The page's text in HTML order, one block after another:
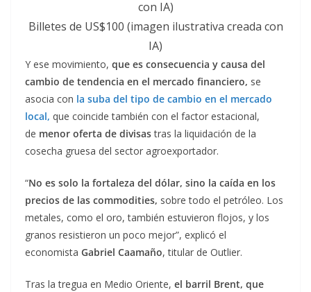
Billetes de US$100 (imagen ilustrativa creada con
IA)
Y ese movimiento, que es consecuencia y causa del
cambio de tendencia en el mercado financiero, se
asocia con la suba del tipo de cambio en el mercado
local, que coincide también con el factor estacional,
de menor oferta de divisastras la liquidación de la
cosecha gruesa del sector agroexportador.
“No es solo la fortaleza del dólar, sino la caída en los
precios de las commodities, sobre todo el petróleo. Los
metales, como el oro, también estuvieron flojos, y los
granos resistieron un poco mejor”, explicó el
economista Gabriel Caamaño, titular de Outlier.
Tras la tregua en Medio Oriente, el barril Brent, que